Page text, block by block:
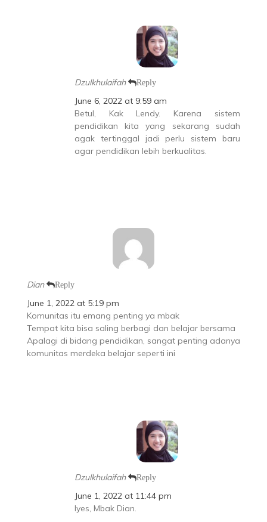
Dzulkhulaifah Reply
June 6, 2022 at 9:59 am
Betul, Kak Lendy. Karena sistem
pendidikan kita yang sekarang sudah
agak tertinggal jadi perlu sistem baru
agar pendidikan lebih berkualitas.
Dian Reply
June 1, 2022 at 5:19 pm
Komunitas itu emang penting ya mbak
Tempat kita bisa saling berbagi dan belajar bersama
Apalagi di bidang pendidikan, sangat penting adanya
komunitas merdeka belajar seperti ini
Dzulkhulaifah Reply
June 1, 2022 at 11:44 pm
Iyes, Mbak Dian.